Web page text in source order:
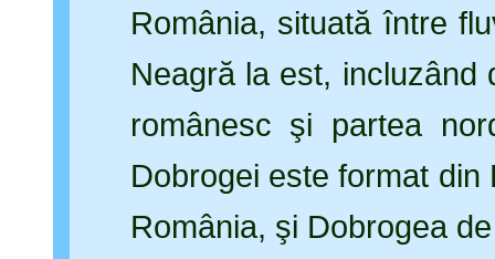
România, situată între
Neagră la est, incluzând
românesc şi partea
Dobrogei este format
România, şi Dobrogea